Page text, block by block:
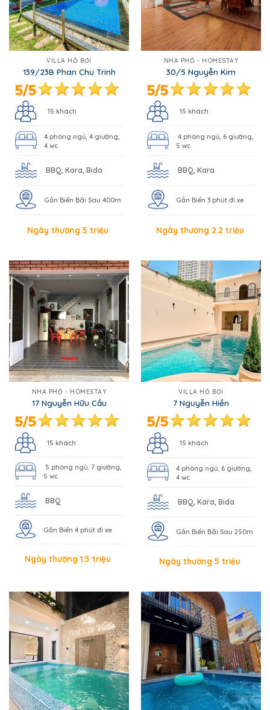
VILLA HỒ BƠI
139/23B Phan Chu Trinh
15 khách
4 phòng ngủ, 4 giường,
4 wc
BBQ, Kara, Bida
Gần Biển Bãi Sau 400m
Ngày thường 5 triệu
NHÀ PHỐ - HOMESTAY
30/5 Nguyễn Kim
15 khách
4 phòng ngủ, 6 giường,
5 wc
BBQ, Kara
Gần Biển 3 phút đi xe
Ngày thường 2.2 triệu
NHÀ PHỐ - HOMESTAY
17 Nguyễn Hữu Cầu
15 khách
5 phòng ngủ, 7 giường,
5 wc
BBQ
Gần Biển 4 phút đi xe
Ngày thường 1.5 triệu
VILLA HỒ BƠI
7 Nguyễn Hiền
15 khách
4 phòng ngủ, 6 giường,
4 wc
BBQ, Kara, Bida
Gần Biển Bãi Sau 250m
Ngày thường 5 triệu